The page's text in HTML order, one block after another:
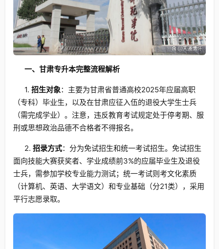
一、甘肃专升本完整流程解析
1. 招生对象：主要为甘肃省普通高校2025年应届高职
（专科）毕业生，以及在甘肃应征入伍的退役大学生士兵
（需完成学业）。注意，违反教育考试规定处于停考期、服
刑或思想政治品德不合格者不得报名。
2. 招录方式：分为免试招生和统一考试招生。免试招生
面向技能大赛获奖者、学业成绩前3%的应届毕业生及退役
士兵，需参加学校专业能力测试；统一考试则考文化素质
（计算机、英语、大学语文）和专业基础（分21类），采用
平行志愿录取。